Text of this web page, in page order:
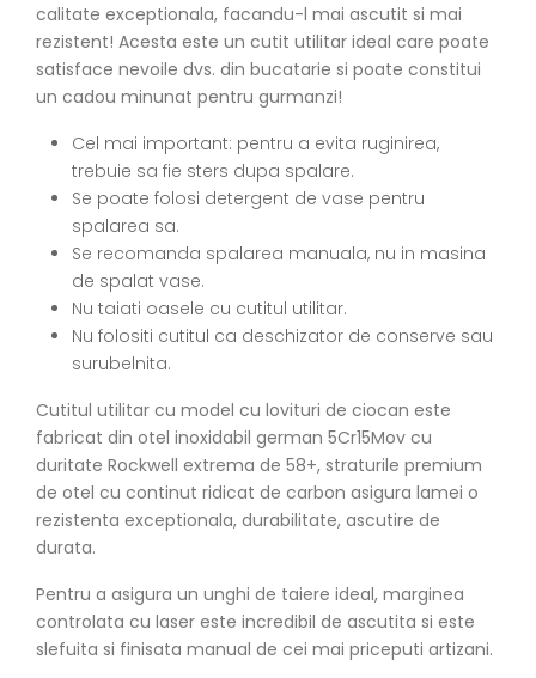
calitate exceptionala, facandu-l mai ascutit si mai
rezistent! Acesta este un cutit utilitar ideal care poate
satisface nevoile dvs. din bucatarie si poate constitui
un cadou minunat pentru gurmanzi!
Cel mai important: pentru a evita ruginirea,
trebuie sa fie sters dupa spalare.
Se poate folosi detergent de vase pentru
spalarea sa.
Se recomanda spalarea manuala, nu in masina
de spalat vase.
Nu taiati oasele cu cutitul utilitar.
Nu folositi cutitul ca deschizator de conserve sau
surubelnita.
Cutitul utilitar cu model cu lovituri de ciocan este
fabricat din otel inoxidabil german 5Cr15Mov cu
duritate Rockwell extrema de 58+, straturile premium
de otel cu continut ridicat de carbon asigura lamei o
rezistenta exceptionala, durabilitate, ascutire de
durata.
Pentru a asigura un unghi de taiere ideal, marginea
controlata cu laser este incredibil de ascutita si este
slefuita si finisata manual de cei mai priceputi artizani.